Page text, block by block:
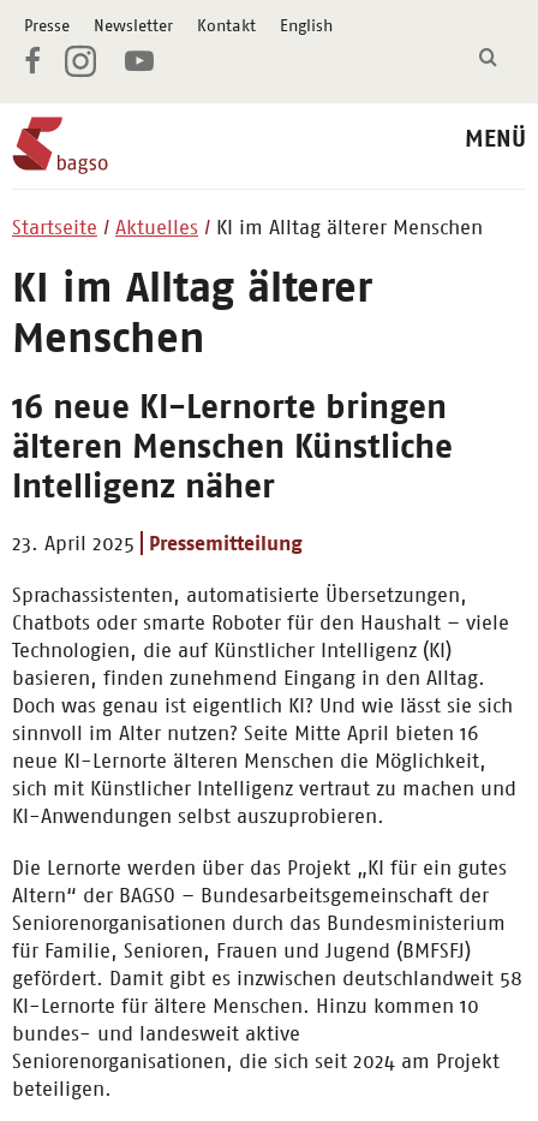
Presse Newsletter Kontakt English
MENÜ
Startseite Aktuelles KI im Alltag älterer Menschen
KI im Alltag älterer
Menschen
16 neue KI-Lernorte bringen
älteren Menschen Künstliche
Intelligenz näher
23. April 2025 Pressemitteilung
Sprachassistenten, automatisierte Übersetzungen,
Chatbots oder smarte Roboter für den Haushalt – viele
Technologien, die auf Künstlicher Intelligenz (KI)
basieren, finden zunehmend Eingang in den Alltag.
Doch was genau ist eigentlich KI? Und wie lässt sie sich
sinnvoll im Alter nutzen? Seite Mitte April bieten 16
neue KI-Lernorte älteren Menschen die Möglichkeit,
sich mit Künstlicher Intelligenz vertraut zu machen und
KI-Anwendungen selbst auszuprobieren.
Die Lernorte werden über das Projekt „KI für ein gutes
Altern“ der BAGSO – Bundesarbeitsgemeinschaft der
Seniorenorganisationen durch das Bundesministerium
für Familie, Senioren, Frauen und Jugend (BMFSFJ)
gefördert. Damit gibt es inzwischen deutschlandweit 58
KI-Lernorte für ältere Menschen. Hinzu kommen 10
bundes- und landesweit aktive
Seniorenorganisationen, die sich seit 2024 am Projekt
beteiligen.